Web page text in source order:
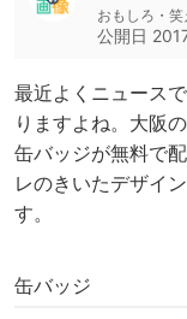
おもしろ・笑
公開日
最近よくニュース
りますよね。大阪
缶バッジが無料で
レのきいたデザイ
す。
缶バッジ